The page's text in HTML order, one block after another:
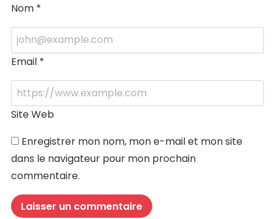
Nom *
Email *
Site Web
Enregistrer mon nom, mon e-mail et mon site
dans le navigateur pour mon prochain
commentaire.